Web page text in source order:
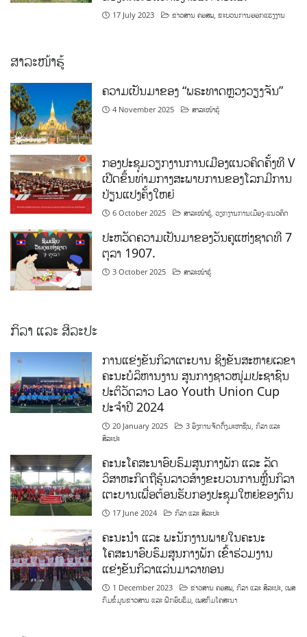
17 July 2023 ຂ່າວສານ ຄອສພ,ຂະບວນການອອກແຮງງານ
ສາລະໜ້າຮູ້
ຄວາມເປັນມາຂອງ “ພຣະທາດຫຼວງວຽງຈັນ”
4 November 2025 ສາລະໜ້າຮູ້
ກອງປະຊຸມວຽກງານການເມືອງແນວຄິດຄັ້ງທີ V
ເປີດຂຶ້ນທ່າມກາງສະພາບການຂອງໂລກມີການ
ປ່ຽນແປງຄັ້ງໃຫຍ່
6 October 2025 ສາລະໜ້າຮູ້ ,ວຽກງານການເມືອງ-ແນວຄິດ
ປະຫວັດຄວາມເປັນມາຂອງວັນຄູແຫ່ງຊາດທີ 7
ຕຸລາ 1907.
3 October 2025 ສາລະໜ້າຮູ້
ກິລາ ແລະ ສິລະປະ
ການແຂ່ງຂັນກິລາເຕະບານ ຊິງຂັນສະຫາຍເລຂາ
ຄະນະບໍລິຫານງານ ສູນກາງຊາວໜຸ່ມປະຊາຊົນ
ປະຕິວັດລາວ Lao Youth Union Cup
ປະຈຳປີ 2024
20 January 2025 3 ອົງການຈັດຕັ້ງມະຫາຊົນ ,ກິລາ ແລະ
ສິລະປະ
ຄະນະໂຄສະນາອົບຮົມສູນກາງພັກ ແລະ ລັດ
ວິສາຫະກິດຖືຮຸ້ນລາວສ້າງຂະບວນການຫຼີ້ນກິລາ
ເຕະບານເພື່ອຕ້ອນຮັບກອງປະຊຸມໃຫຍ່ຂອງຕົນ
17 June 2024 ກິລາ ແລະ ສິລະປະ
ຄະນະນຳ ແລະ ພະນັກງານພາຍໃນຄະນະ
ໂຄສະນາອົບຮົມສູນກາງພັກ ເຂົ້າຮ່ວມງານ
ແຂ່ງຂັນກິລາແລ່ນມາລາທອນ
1 December 2023 ຂ່າວສານ ຄອສພ ,ກິລາ ແລະ ສິລະປະ ,ເພສ
ກົມຂໍ້ມູນຂ່າວສານ ແລະ ຝຶກອົບຮົມ ,ເພສກົມໂຄສະນາ